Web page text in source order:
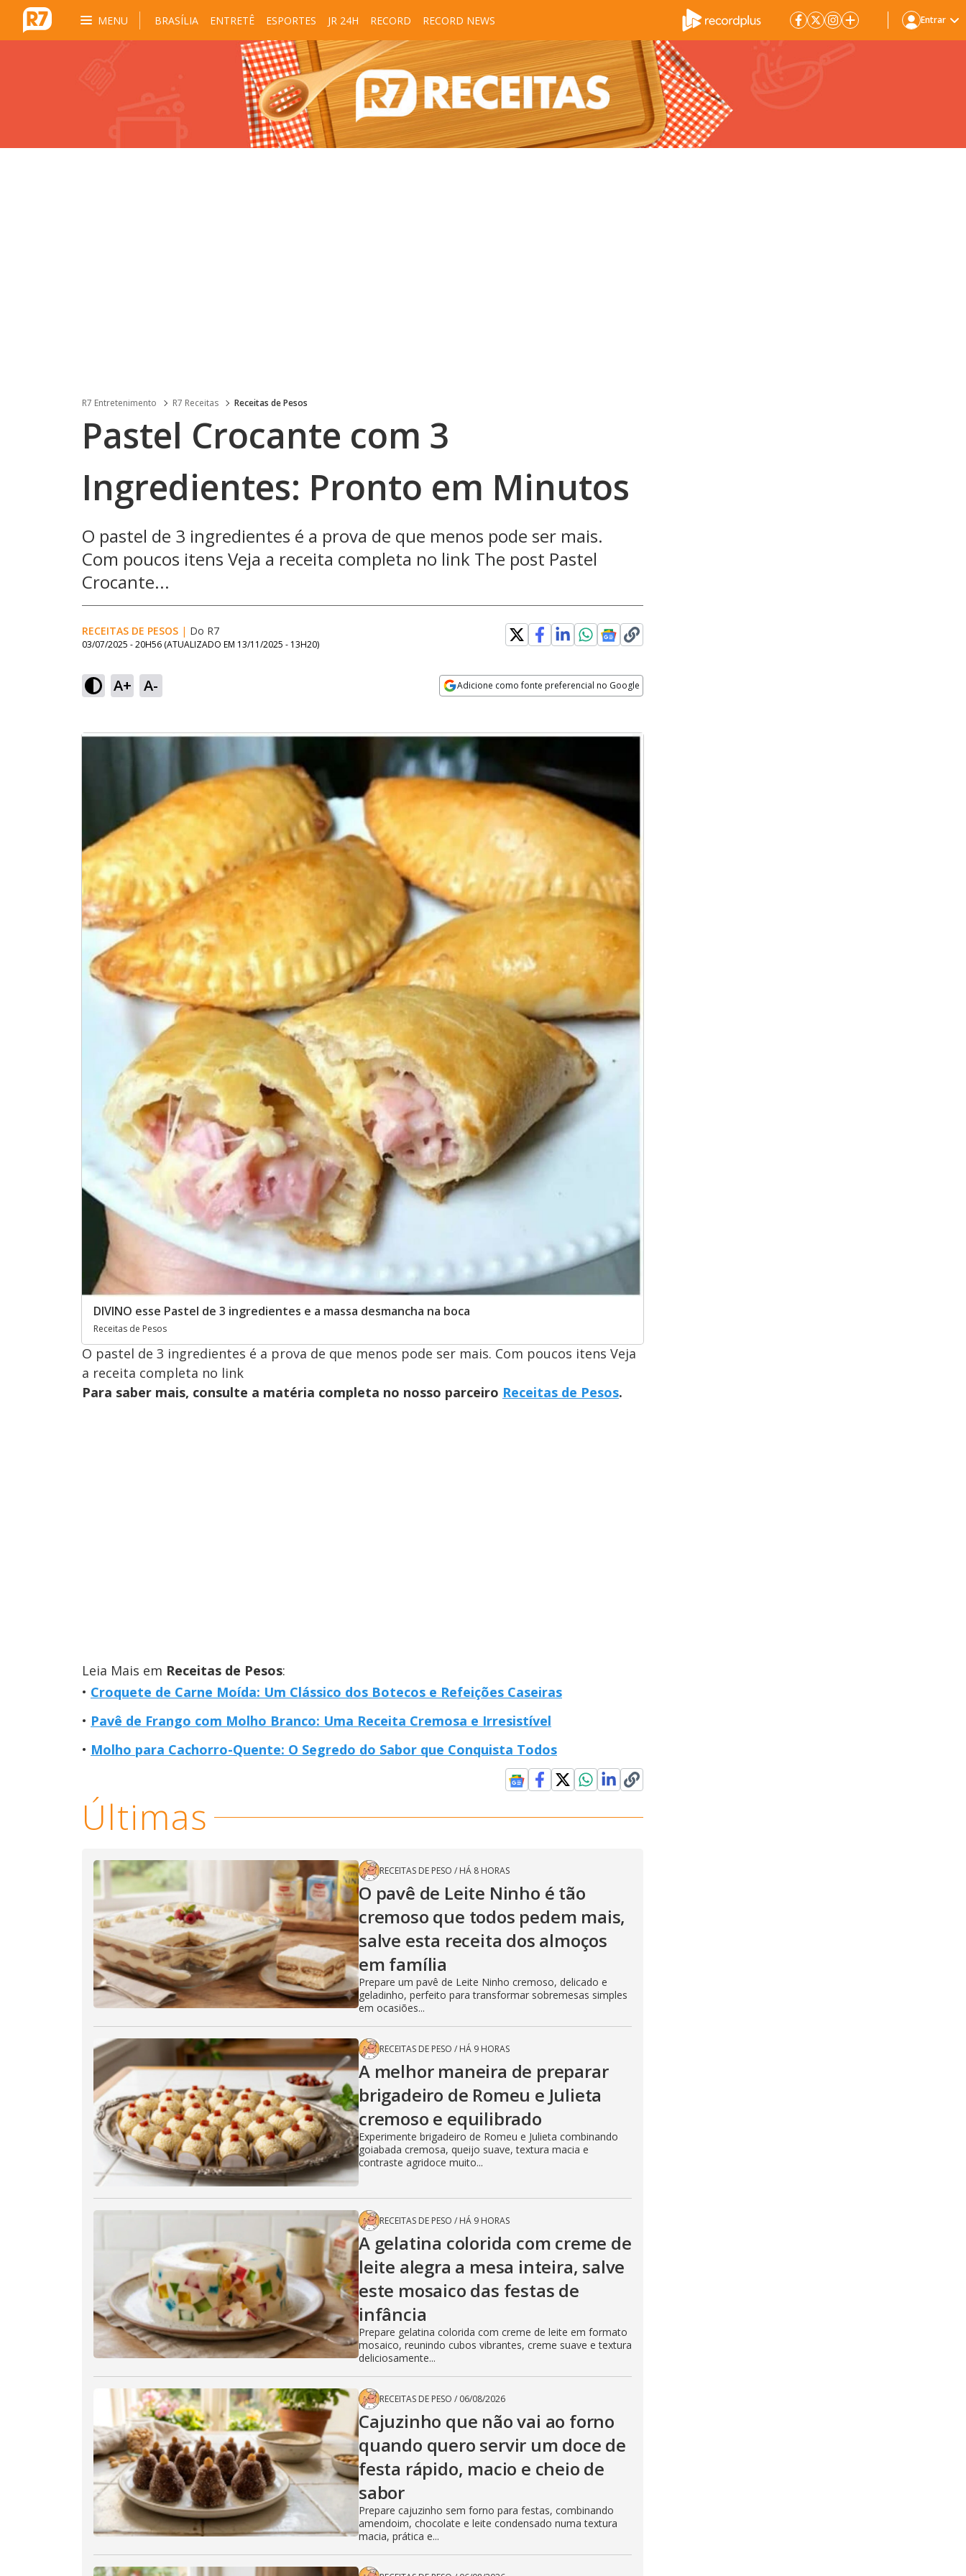
MENU BRASÍLIA ENTRETÊ ESPORTES JR 24H RECORD RECORD NEWS Entrar
R7 Entretenimento R7 Receitas Receitas de Pesos
Pastel Crocante com 3
Ingredientes: Pronto em Minutos
O pastel de 3 ingredientes é a prova de que menos pode ser mais.
Com poucos itens Veja a receita completa no link The post Pastel
Crocante...
RECEITAS DE PESOS | Do R7
03/07/2025 - 20H56 (ATUALIZADO EM 13/11/2025 - 13H20)
A+ A- Adicione como fonte preferencial no Google
DIVINO esse Pastel de 3 ingredientes e a massa desmancha na boca
Receitas de Pesos
O pastel de 3 ingredientes é a prova de que menos pode ser mais. Com poucos itens Veja
a receita completa no link
Para saber mais, consulte a matéria completa no nosso parceiro Receitas de Pesos.
Leia Mais em Receitas de Pesos:
Croquete de Carne Moída: Um Clássico dos Botecos e Refeições Caseiras
Pavê de Frango com Molho Branco: Uma Receita Cremosa e Irresistível
Molho para Cachorro-Quente: O Segredo do Sabor que Conquista Todos
Últimas
RECEITAS DE PESO / HÁ 8 HORAS
O pavê de Leite Ninho é tão
cremoso que todos pedem mais,
salve esta receita dos almoços
em família
Prepare um pavê de Leite Ninho cremoso, delicado e
geladinho, perfeito para transformar sobremesas simples
em ocasiões...
RECEITAS DE PESO / HÁ 9 HORAS
A melhor maneira de preparar
brigadeiro de Romeu e Julieta
cremoso e equilibrado
Experimente brigadeiro de Romeu e Julieta combinando
goiabada cremosa, queijo suave, textura macia e
contraste agridoce muito...
RECEITAS DE PESO / HÁ 9 HORAS
A gelatina colorida com creme de
leite alegra a mesa inteira, salve
este mosaico das festas de
infância
Prepare gelatina colorida com creme de leite em formato
mosaico, reunindo cubos vibrantes, creme suave e textura
deliciosamente...
RECEITAS DE PESO / 06/08/2026
Cajuzinho que não vai ao forno
quando quero servir um doce de
festa rápido, macio e cheio de
sabor
Prepare cajuzinho sem forno para festas, combinando
amendoim, chocolate e leite condensado numa textura
macia, prática e...